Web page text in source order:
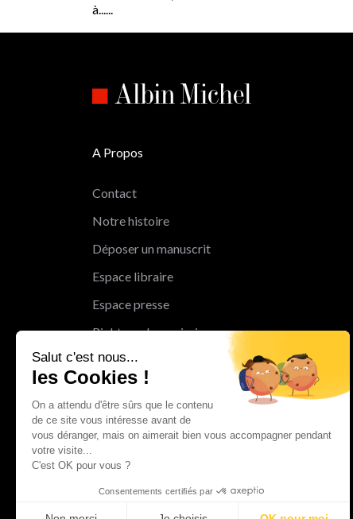
Salut c'est nous...
les Cookies !
On a attendu d'être sûrs que le contenu
de ce site vous intéresse avant de
vous déranger, mais on aimerait bien vous accompagner pendant
votre visite...
C'est OK pour vous ?
Consentements certifiés par
à......
A Propos
Contact
Notre histoire
Déposer un manuscrit
Espace libraire
Espace presse
Rights and permissions
Mentions légales
Cookies
Charte de protection des données
personnelles
Le Groupe Albin Michel
Les librairies du groupe Albin Michel
Albin Michel Imaginaire